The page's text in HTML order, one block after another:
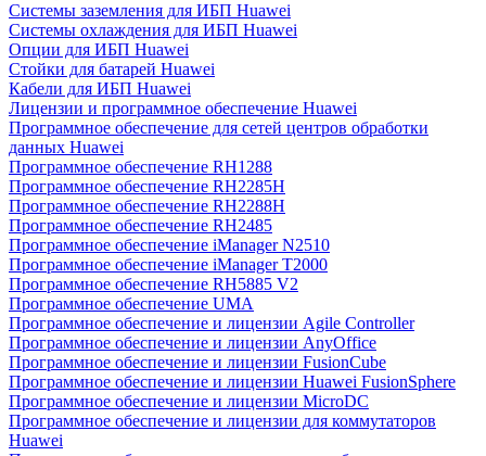
Системы заземления для ИБП Huawei
Системы охлаждения для ИБП Huawei
Опции для ИБП Huawei
Стойки для батарей Huawei
Кабели для ИБП Huawei
Лицензии и программное обеспечение Huawei
Программное обеспечение для сетей центров обработки
данных Huawei
Программное обеспечение RH1288
Программное обеспечение RH2285H
Программное обеспечение RH2288H
Программное обеспечение RH2485
Программное обеспечение iManager N2510
Программное обеспечение iManager T2000
Программное обеспечение RH5885 V2
Программное обеспечение UMA
Программное обеспечение и лицензии Agile Controller
Программное обеспечение и лицензии AnyOffice
Программное обеспечение и лицензии FusionCube
Программное обеспечение и лицензии Huawei FusionSphere
Программное обеспечение и лицензии MicroDC
Программное обеспечение и лицензии для коммутаторов
Huawei